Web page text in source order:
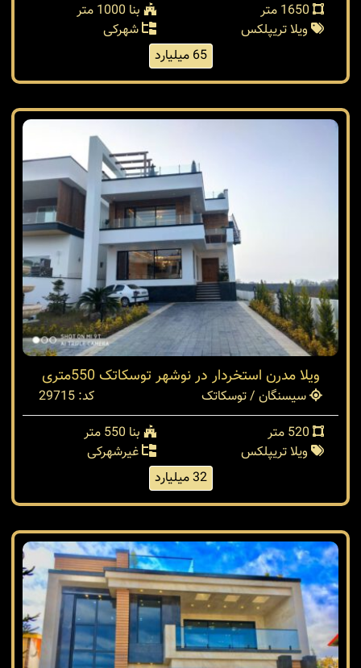
بنا 1000 متر
ویلا تریپلکس
شهرکی
65 میلیارد
ویلا مدرن استخردار در نوشهر توسکاتک 550متری
سیسنگان / توسکاتک
کد: 29715
بنا 550 متر
ویلا تریپلکس
غیرشهرکی
32 میلیارد